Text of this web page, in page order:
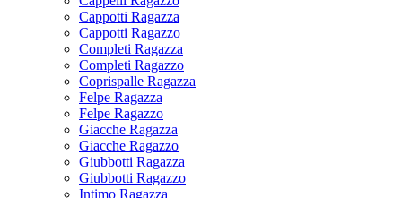
Cappotti Ragazza
Cappotti Ragazzo
Completi Ragazza
Completi Ragazzo
Coprispalle Ragazza
Felpe Ragazza
Felpe Ragazzo
Giacche Ragazza
Giacche Ragazzo
Giubbotti Ragazza
Giubbotti Ragazzo
Intimo Ragazza